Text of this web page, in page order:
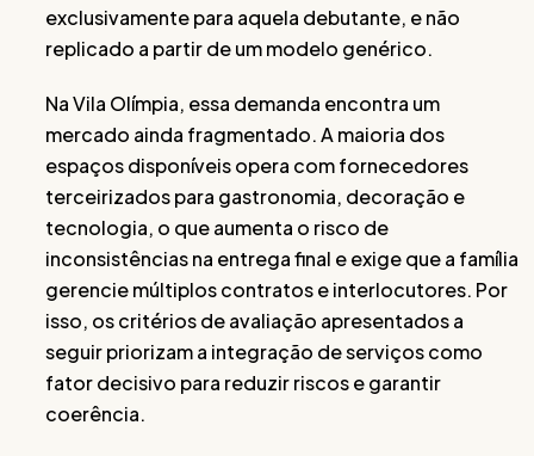
exclusivamente para aquela debutante, e não
replicado a partir de um modelo genérico.
Na Vila Olímpia, essa demanda encontra um
mercado ainda fragmentado. A maioria dos
espaços disponíveis opera com fornecedores
terceirizados para gastronomia, decoração e
tecnologia, o que aumenta o risco de
inconsistências na entrega final e exige que a família
gerencie múltiplos contratos e interlocutores. Por
isso, os critérios de avaliação apresentados a
seguir priorizam a integração de serviços como
fator decisivo para reduzir riscos e garantir
coerência.